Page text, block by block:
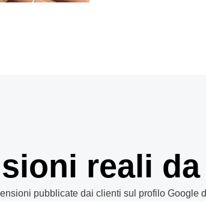
reali
pubblicate dai clienti sul profilo Google